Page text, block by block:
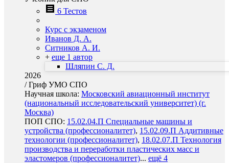
6 Тестов
Курс с экзаменом
Иванов Д. А.
Ситников А. И.
+ еще 1 автор
Шляпин С. Д.
2026
/Гриф УМО СПО
Научная школа: Московский авиационный институт
(национальный исследовательский университет) (г.
Москва)
ПОП СПО: 15.02.04.П Специальные машины и
устройства (профессионалитет), 15.02.09.П Аддитивные
технологии (профессионалитет), 18.02.07.П Технология
производства и переработки пластических масс и
эластомеров (профессионалитет)... ещё 4